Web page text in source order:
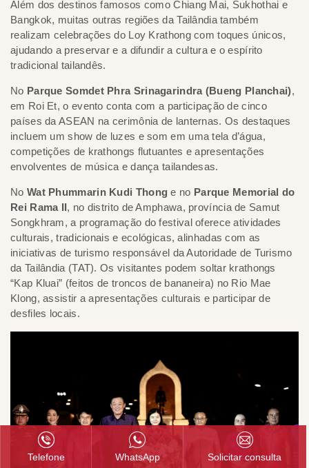
Além dos destinos famosos como Chiang Mai, Sukhothai e
Bangkok, muitas outras regiões da Tailândia também
realizam celebrações do Loy Krathong com toques únicos,
ajudando a preservar e a difundir a cultura e o espírito
tradicional tailandês.
No Parque Somdet Phra Srinagarindra (Bueng Planchai),
em Roi Et, o evento conta com a participação de cinco
países da ASEAN na cerimônia de lanternas. Os destaques
incluem um show de luzes e som em uma tela d’água,
competições de krathongs flutuantes e apresentações
envolventes de música e dança tailandesas.
No Wat Phummarin Kudi Thong e no Parque Memorial do
Rei Rama II, no distrito de Amphawa, província de Samut
Songkhram, a programação do festival oferece atividades
culturais, tradicionais e ecológicas, alinhadas com as
iniciativas de turismo responsável da Autoridade de Turismo
da Tailândia (TAT). Os visitantes podem soltar krathongs
“Kap Kluai” (feitos de troncos de bananeira) no Rio Mae
Klong, assistir a apresentações culturais e participar de
desfiles locais.
Telefone WhatsApp Solicitar consulta